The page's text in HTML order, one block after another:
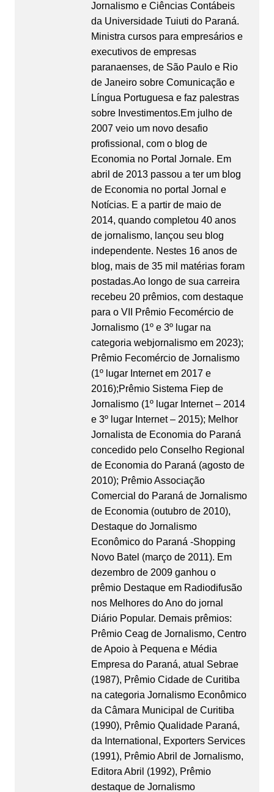
Jornalismo e Ciências Contábeis
da Universidade Tuiuti do Paraná.
Ministra cursos para empresários e
executivos de empresas
paranaenses, de São Paulo e Rio
de Janeiro sobre Comunicação e
Língua Portuguesa e faz palestras
sobre Investimentos.Em julho de
2007 veio um novo desafio
profissional, com o blog de
Economia no Portal Jornale. Em
abril de 2013 passou a ter um blog
de Economia no portal Jornal e
Notícias. E a partir de maio de
2014, quando completou 40 anos
de jornalismo, lançou seu blog
independente. Nestes 16 anos de
blog, mais de 35 mil matérias foram
postadas.Ao longo de sua carreira
recebeu 20 prêmios, com destaque
para o VII Prêmio Fecomércio de
Jornalismo (1º e 3º lugar na
categoria webjornalismo em 2023);
Prêmio Fecomércio de Jornalismo
(1º lugar Internet em 2017 e
2016);Prêmio Sistema Fiep de
Jornalismo (1º lugar Internet – 2014
e 3º lugar Internet – 2015); Melhor
Jornalista de Economia do Paraná
concedido pelo Conselho Regional
de Economia do Paraná (agosto de
2010); Prêmio Associação
Comercial do Paraná de Jornalismo
de Economia (outubro de 2010),
Destaque do Jornalismo
Econômico do Paraná -Shopping
Novo Batel (março de 2011). Em
dezembro de 2009 ganhou o
prêmio Destaque em Radiodifusão
nos Melhores do Ano do jornal
Diário Popular. Demais prêmios:
Prêmio Ceag de Jornalismo, Centro
de Apoio à Pequena e Média
Empresa do Paraná, atual Sebrae
(1987), Prêmio Cidade de Curitiba
na categoria Jornalismo Econômico
da Câmara Municipal de Curitiba
(1990), Prêmio Qualidade Paraná,
da International, Exporters Services
(1991), Prêmio Abril de Jornalismo,
Editora Abril (1992), Prêmio
destaque de Jornalismo